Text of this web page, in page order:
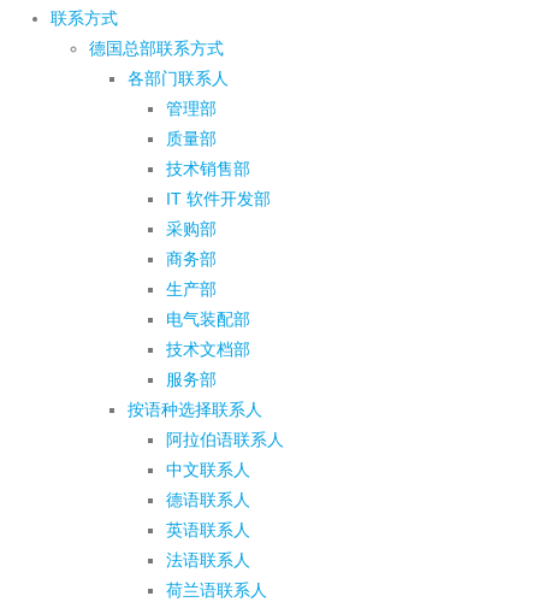
联系方式
德国总部联系方式
各部门联系人
管理部
质量部
技术销售部
IT 软件开发部
采购部
商务部
生产部
电气装配部
技术文档部
服务部
按语种选择联系人
阿拉伯语联系人
中文联系人
德语联系人
英语联系人
法语联系人
荷兰语联系人